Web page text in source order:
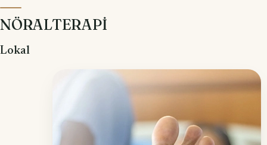
NÖRALTERAPİ
Lokal